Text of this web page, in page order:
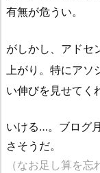
有無が危うい。
がしかし、アドセ
上がり。特にアソ
い伸びを見せてく
いける…。ブログ
さそうだ。
（なお足し算を